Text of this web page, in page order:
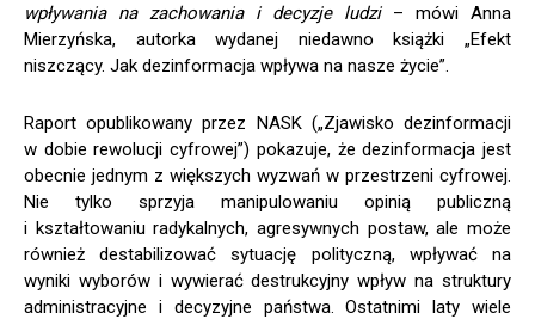
wpływania na zachowania i decyzje ludzi – mówi Anna
Mierzyńska, autorka wydanej niedawno książki „Efekt
niszczący. Jak dezinformacja wpływa na nasze życie”.
Raport opublikowany przez NASK („Zjawisko dezinformacji
w dobie rewolucji cyfrowej”) pokazuje, że dezinformacja jest
obecnie jednym z większych wyzwań w przestrzeni cyfrowej.
Nie tylko sprzyja manipulowaniu opinią publiczną
i kształtowaniu radykalnych, agresywnych postaw, ale może
również destabilizować sytuację polityczną, wpływać na
wyniki wyborów i wywierać destrukcyjny wpływ na struktury
administracyjne i decyzyjne państwa. Ostatnimi laty wiele